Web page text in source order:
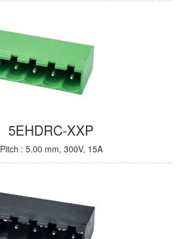
5EHDRC-XXP
Pitch : 5.00 mm, 300V, 15A